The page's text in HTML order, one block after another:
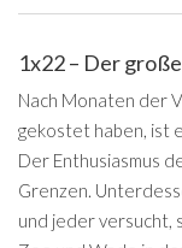
1x22 – Der
Nach Monaten der
gekostet haben, ist
Der Enthusiasmus
Grenzen.
und jeder versucht,